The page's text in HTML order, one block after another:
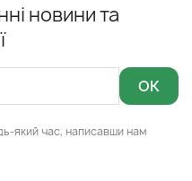
новини та
який час, написавши нам